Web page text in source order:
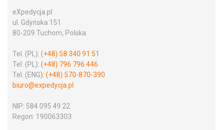
eXpedycja.pl
ul. Gdyńska 151
80-209 Tuchom, Polska
Tel. (PL): (+48) 58 340 91 51
Tel. (PL): (+48) 796 796 446
Tel. (ENG): (+48) 570-870-390
biuro@expedycja.pl
NIP: 584 095 49 22
Regon: 190063303